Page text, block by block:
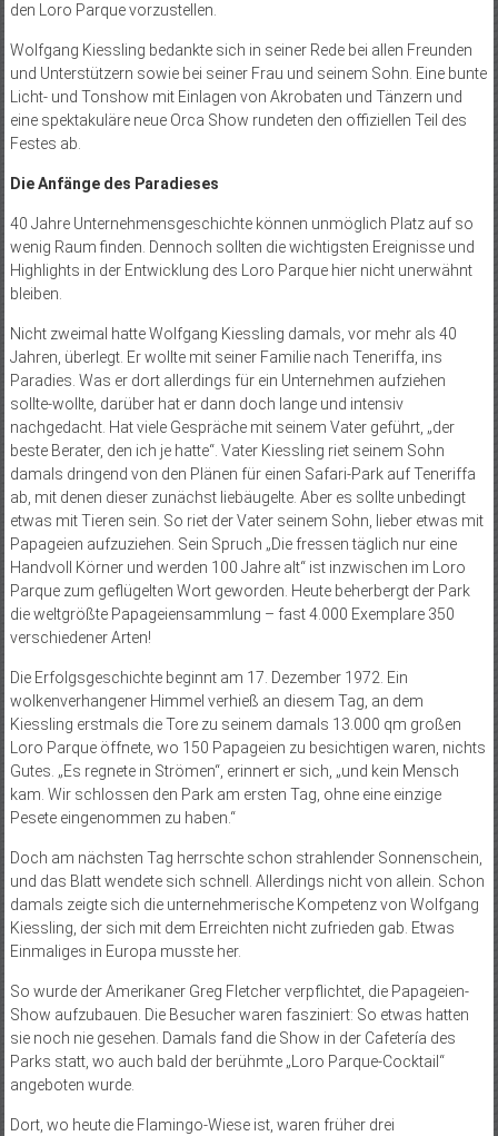
den Loro Parque vorzustellen.
Wolfgang Kiessling bedankte sich in seiner Rede bei allen Freunden
und Unterstützern sowie bei seiner Frau und seinem Sohn. Eine bunte
Licht- und Tonshow mit Einlagen von Akrobaten und Tänzern und
eine spektakuläre neue Orca Show rundeten den offiziellen Teil des
Festes ab.
Die Anfänge des Paradieses
40 Jahre Unternehmensgeschichte können unmöglich Platz auf so
wenig Raum finden. Dennoch sollten die wichtigsten Ereignisse und
Highlights in der Entwicklung des Loro Parque hier nicht unerwähnt
bleiben.
Nicht zweimal hatte Wolfgang Kiessling damals, vor mehr als 40
Jahren, überlegt. Er wollte mit seiner Familie nach Teneriffa, ins
Paradies. Was er dort allerdings für ein Unternehmen aufziehen
sollte-wollte, darüber hat er dann doch lange und intensiv
nachgedacht. Hat viele Gespräche mit seinem Vater geführt, „der
beste Berater, den ich je hatte“. Vater Kiessling riet seinem Sohn
damals dringend von den Plänen für einen Safari-Park auf Teneriffa
ab, mit denen dieser zunächst liebäugelte. Aber es sollte unbedingt
etwas mit Tieren sein. So riet der Vater seinem Sohn, lieber etwas mit
Papageien aufzuziehen. Sein Spruch „Die fressen täglich nur eine
Handvoll Körner und werden 100 Jahre alt“ ist inzwischen im Loro
Parque zum geflügelten Wort geworden. Heute beherbergt der Park
die weltgrößte Papageiensammlung – fast 4.000 Exemplare 350
verschiedener Arten!
Die Erfolgsgeschichte beginnt am 17. Dezember 1972. Ein
wolkenverhangener Himmel verhieß an diesem Tag, an dem
Kiessling erstmals die Tore zu seinem damals 13.000 qm großen
Loro Parque öffnete, wo 150 Papageien zu besichtigen waren, nichts
Gutes. „Es regnete in Strömen“, erinnert er sich, „und kein Mensch
kam. Wir schlossen den Park am ersten Tag, ohne eine einzige
Pesete eingenommen zu haben.“
Doch am nächsten Tag herrschte schon strahlender Sonnenschein,
und das Blatt wendete sich schnell. Allerdings nicht von allein. Schon
damals zeigte sich die unternehmerische Kompetenz von Wolfgang
Kiessling, der sich mit dem Erreichten nicht zufrieden gab. Etwas
Einmaliges in Europa musste her.
So wurde der Amerikaner Greg Fletcher verpflichtet, die Papageien-
Show aufzubauen. Die Besucher waren fasziniert: So etwas hatten
sie noch nie gesehen. Damals fand die Show in der Cafetería des
Parks statt, wo auch bald der berühmte „Loro Parque-Cocktail“
angeboten wurde.
Dort, wo heute die Flamingo-Wiese ist, waren früher drei